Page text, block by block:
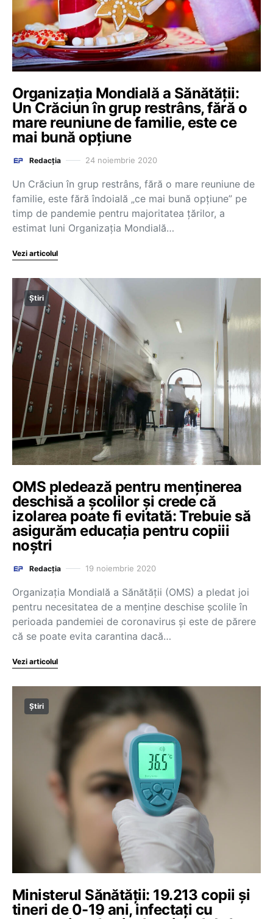
Organizația Mondială a Sănătății:
Un Crăciun în grup restrâns, fără o
mare reuniune de familie, este ce
mai bună opţiune
Redacția 24 noiembrie 2020
Un Crăciun în grup restrâns, fără o mare reuniune de
familie, este fără îndoială „ce mai bună opţiune” pe
timp de pandemie pentru majoritatea ţărilor, a
estimat luni Organizaţia Mondială…
Vezi articolul
Știri
OMS pledează pentru menţinerea
deschisă a şcolilor şi crede că
izolarea poate fi evitată: Trebuie să
asigurăm educaţia pentru copiii
noştri
Redacția 19 noiembrie 2020
Organizaţia Mondială a Sănătăţii (OMS) a pledat joi
pentru necesitatea de a menţine deschise şcolile în
perioada pandemiei de coronavirus şi este de părere
că se poate evita carantina dacă…
Vezi articolul
Știri
Ministerul Sănătății: 19.213 copii și
tineri de 0-19 ani, infectați cu